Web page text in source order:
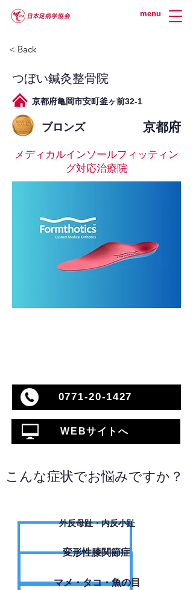
menu
< Back
つぼい鍼灸整骨院
京都府亀岡市安町釜ヶ前32-1
ブロンズ 京都府
メディカルインソールフィッティン
グ対応治療院
0771-20-1427
WEBサイトへ
こんな症状でお悩みですか？
外反母趾・内反小趾
変形性膝関節症
​マメ・タコ・魚の目